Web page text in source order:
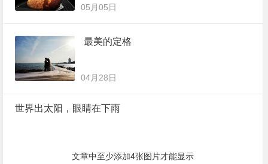
05月05日
最美的定格
04月28日
世界出太阳，眼睛在下雨
文章中至少添加4张图片才能显示